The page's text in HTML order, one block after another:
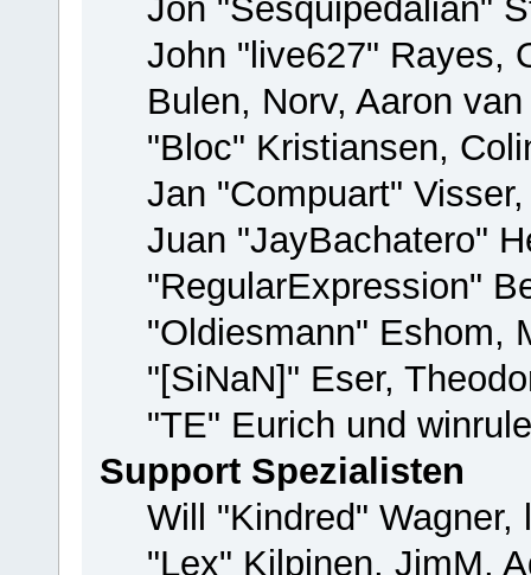
Jon "Sesquipedalian"
John "live627" Rayes,
Bulen, Norv, Aaron
"Bloc" Kristiansen,
Jan "Compuart"
Juan "JayBachatero"
"RegularExpression"
"Oldiesmann" Eshom,
"[SiNaN]" Eser,
"TE" Eurich und
Support Spezialisten
Will "Kindred"
"Lex" Kilpinen, JimM,